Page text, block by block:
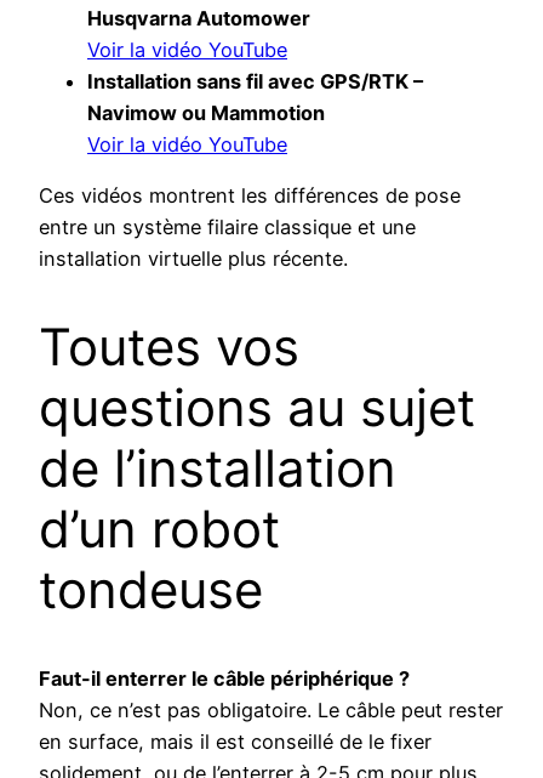
Husqvarna Automower
Voir la vidéo YouTube
Installation sans fil avec GPS/RTK –
Navimow ou Mammotion
Voir la vidéo YouTube
Ces vidéos montrent les différences de pose
entre un système filaire classique et une
installation virtuelle plus récente.
Toutes vos
questions au sujet
de l’installation
d’un robot
tondeuse
Faut-il enterrer le câble périphérique ?
Non, ce n’est pas obligatoire. Le câble peut rester
en surface, mais il est conseillé de le fixer
solidement, ou de l’enterrer à 2-5 cm pour plus